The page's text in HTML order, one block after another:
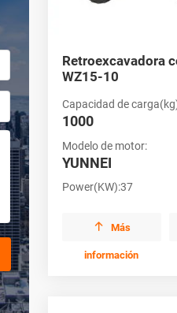
Retroexcavadora
WZ15-10
Capacidad de
1000
Modelo de motor:
YUNNEI
Power(KW):37
 Más
información